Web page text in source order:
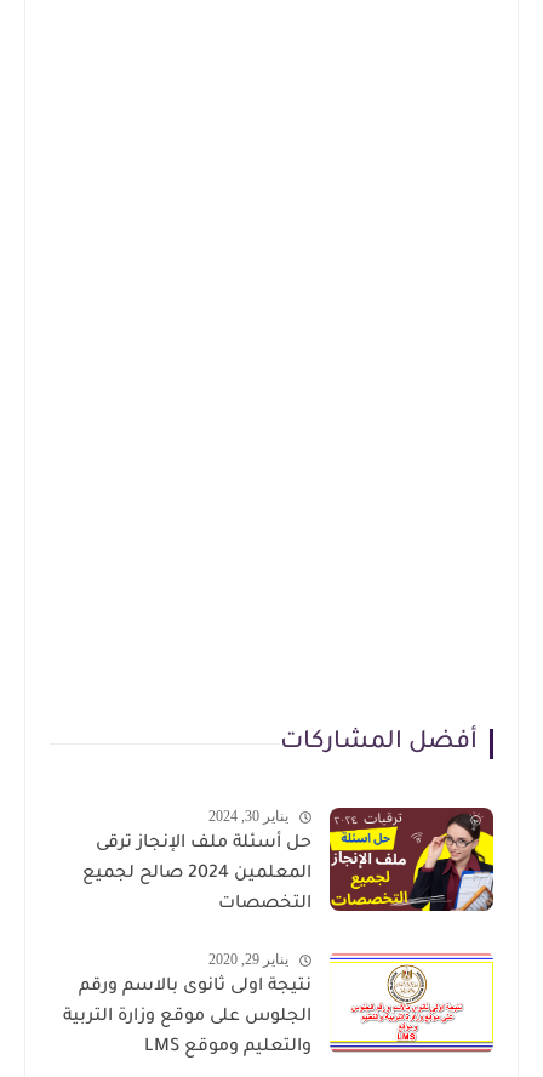
أفضل المشاركات
يناير 30, 2024
حل أسئلة ملف الإنجاز ترقى
المعلمين 2024 صالح لجميع
التخصصات
يناير 29, 2020
نتيجة اولى ثانوى بالاسم ورقم
الجلوس على موقع وزارة التربية
والتعليم وموقع LMS